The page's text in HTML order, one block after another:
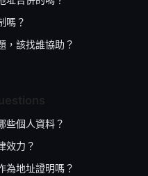
嗎？
，該找誰協助？
些個人資料？
效力？
為地址證明嗎？